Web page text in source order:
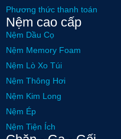
Phương thức thanh toán
Nệm cao cấp
Nệm Dầu Cọ
Nệm Memory Foam
Nệm Lò Xo Túi
Nệm Thông Hơi
Nệm Kim Long
Nệm Ép
Nệm Tiện Ích